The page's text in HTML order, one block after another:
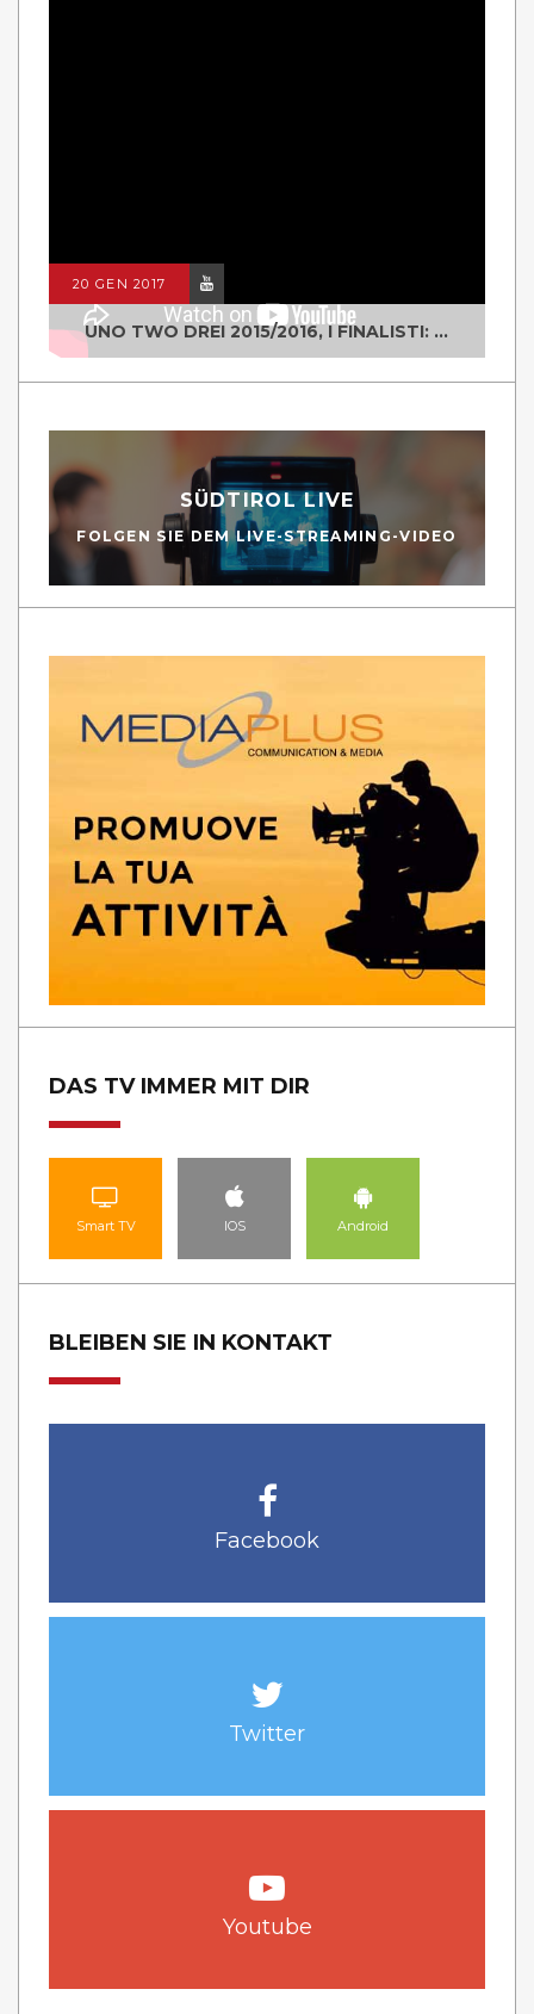
20 GEN 2017
UNO TWO DREI 2015/2016, I FINALISTI: CLASSE IV ALS ISTITUTO "DEGASPERI" BORGO VALSUGANA
SÜDTIROL LIVE
FOLGEN SIE DEM LIVE-STREAMING-VIDEO
DAS TV IMMER MIT DIR
Smart TV IOS Android
BLEIBEN SIE IN KONTAKT
Facebook
Twitter
Youtube